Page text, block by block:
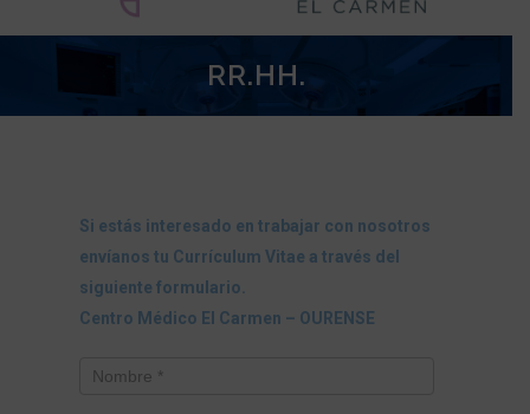
RR.HH.
Si estás interesado en trabajar con nosotros
envíanos tu Currículum Vitae a través del
siguiente formulario.
Centro Médico El Carmen – OURENSE